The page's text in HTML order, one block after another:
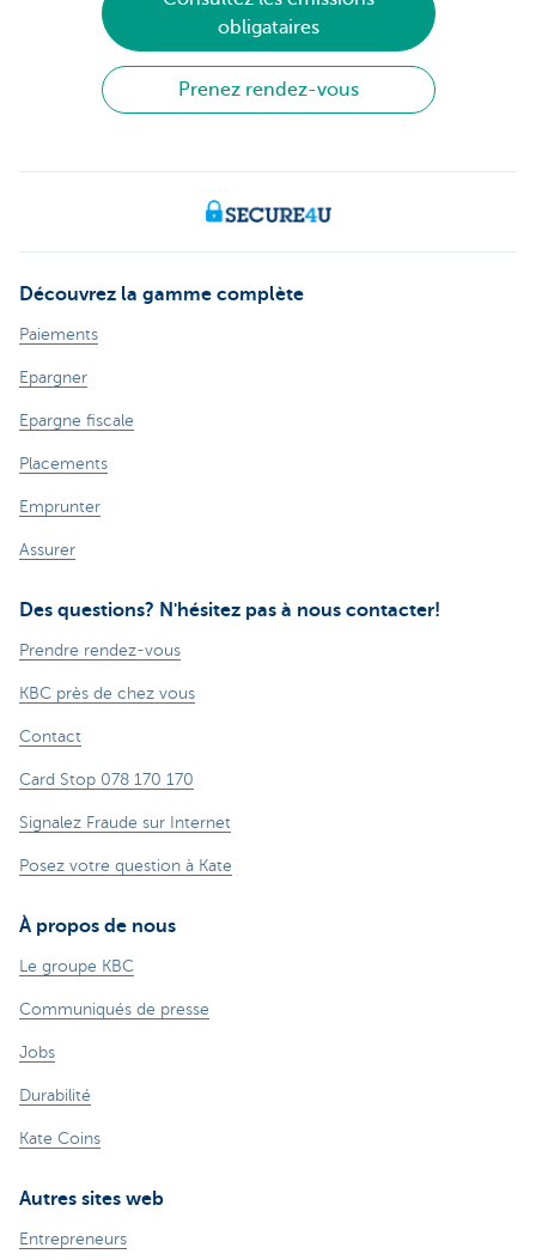
obligataires
Prenez rendez-vous
Découvrez la gamme complète
Paiements
Epargner
Epargne fiscale
Placements
Emprunter
Assurer
Des questions? N'hésitez pas à nous contacter!
Prendre rendez-vous
KBC près de chez vous
Contact
Card Stop 078 170 170
Signalez Fraude sur Internet
Posez votre question à Kate
À propos de nous
Le groupe KBC
Communiqués de presse
Jobs
Durabilité
Kate Coins
Autres sites web
Entrepreneurs